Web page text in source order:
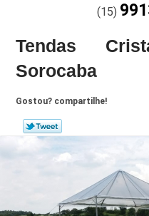
(15)
Tendas
Sorocaba
Gostou? compartilhe!